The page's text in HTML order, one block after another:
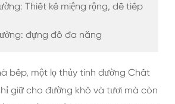
Thiết kế miệng rộng, dễ tiếp
đựng đồ đa năng
bếp, một lọ thủy tinh đường Chất
giữ cho đường khô và tươi mà còn